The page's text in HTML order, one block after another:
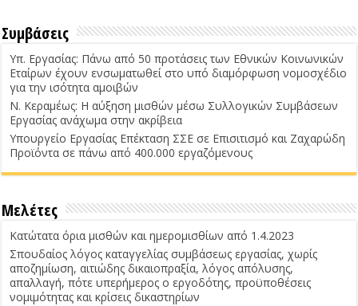
Συμβάσεις
Υπ. Εργασίας: Πάνω από 50 προτάσεις των Εθνικών Κοινωνικών
Εταίρων έχουν ενσωματωθεί στο υπό διαμόρφωση νομοσχέδιο
για την ισότητα αμοιβών
Ν. Κεραμέως: Η αύξηση μισθών μέσω Συλλογικών Συμβάσεων
Εργασίας ανάχωμα στην ακρίβεια
Υπουργείο Εργασίας Επέκταση ΣΣΕ σε Επισιτισμό και Ζαχαρώδη
Προϊόντα σε πάνω από 400.000 εργαζόμενους
Μελέτες
Κατώτατα όρια μισθών και ημερομισθίων από 1.4.2023
Σπουδαίος λόγος καταγγελίας συμβάσεως εργασίας, χωρίς
αποζημίωση, αιτιώδης δικαιοπραξία, λόγος απόλυσης,
απαλλαγή, πότε υπερήμερος ο εργοδότης, προϋποθέσεις
νομιμότητας και κρίσεις δικαστηρίων